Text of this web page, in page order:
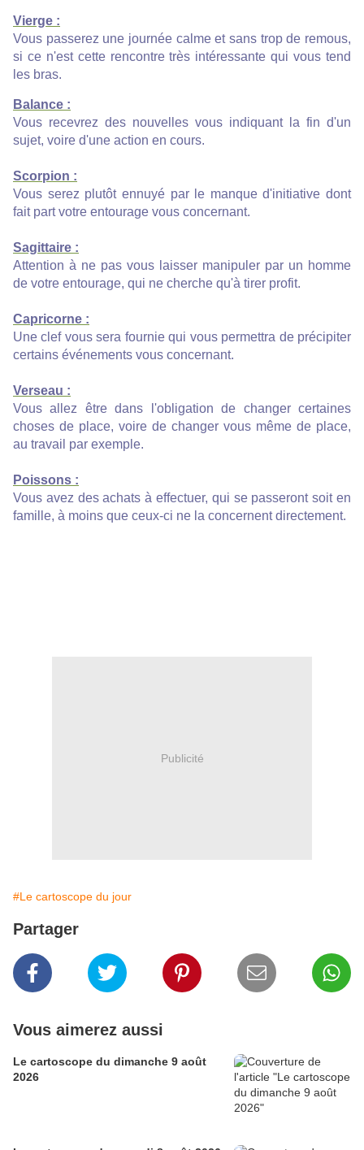
Vierge :
Vous passerez une journée calme et sans trop de remous,
si ce n'est cette rencontre très intéressante qui vous tend
les bras.
Balance :
Vous recevrez des nouvelles vous indiquant la fin d'un
sujet, voire d'une action en cours.
Scorpion :
Vous serez plutôt ennuyé par le manque d'initiative dont
fait part votre entourage vous concernant.
Sagittaire :
Attention à ne pas vous laisser manipuler par un homme
de votre entourage, qui ne cherche qu'à tirer profit.
Capricorne :
Une clef vous sera fournie qui vous permettra de précipiter
certains événements vous concernant.
Verseau :
Vous allez être dans l'obligation de changer certaines
choses de place, voire de changer vous même de place,
au travail par exemple.
Poissons :
Vous avez des achats à effectuer, qui se passeront soit en
famille, à moins que ceux-ci ne la concernent directement.
Publicité
#Le cartoscope du jour
Partager
Vous aimerez aussi
Le cartoscope du dimanche 9 août
2026